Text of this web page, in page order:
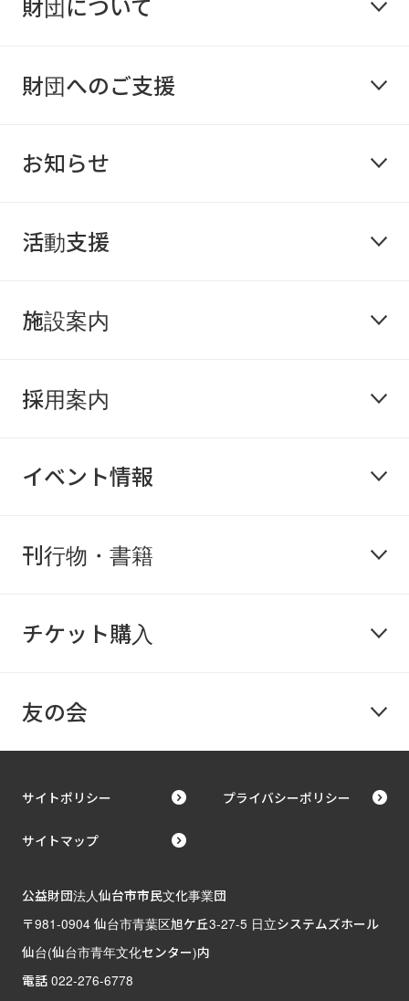
財団について
財団へのご支援
お知らせ
活動支援
施設案内
採用案内
イベント情報
刊行物・書籍
チケット購入
友の会
サイトポリシー プライバシーポリシー
サイトマップ
公益財団法人仙台市市民文化事業団
〒981-0904 仙台市青葉区旭ケ丘3-27-5 日立システムズホール
仙台(仙台市青年文化センター)内
電話 022-276-6778